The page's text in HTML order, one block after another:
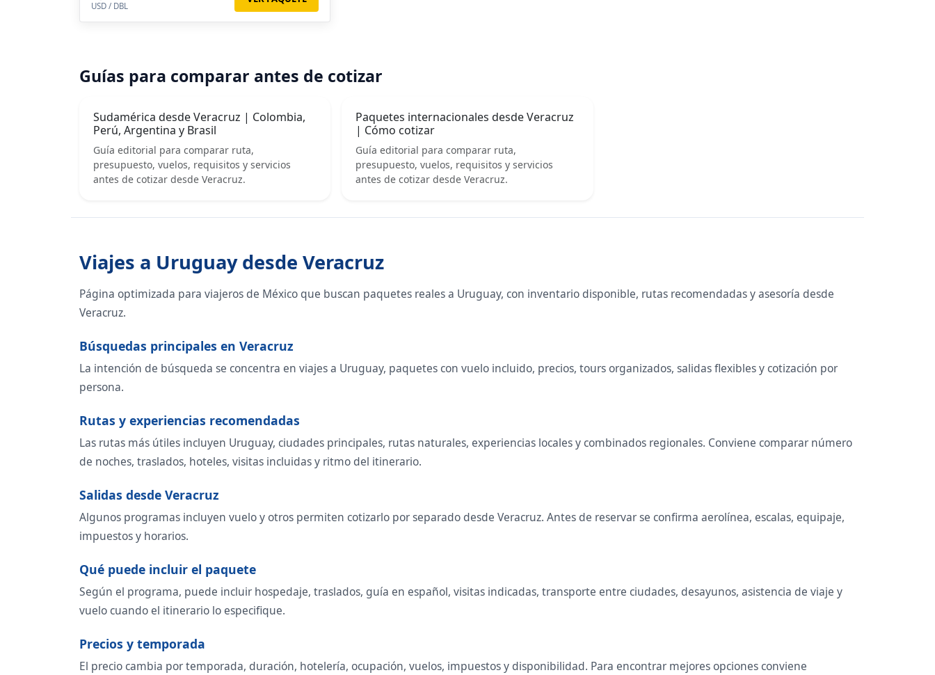
USD / DBL
Guías para comparar antes de cotizar
Sudamérica desde Veracruz | Colombia,
Perú, Argentina y Brasil
Guía editorial para comparar ruta,
presupuesto, vuelos, requisitos y servicios
antes de cotizar desde Veracruz.
Paquetes internacionales desde Veracruz
| Cómo cotizar
Guía editorial para comparar ruta,
presupuesto, vuelos, requisitos y servicios
antes de cotizar desde Veracruz.
Viajes a Uruguay desde Veracruz
Página optimizada para viajeros de México que buscan paquetes reales a Uruguay, con inventario disponible, rutas recomendadas y asesoría desde
Veracruz.
Búsquedas principales en Veracruz
La intención de búsqueda se concentra en viajes a Uruguay, paquetes con vuelo incluido, precios, tours organizados, salidas flexibles y cotización por
persona.
Rutas y experiencias recomendadas
Las rutas más útiles incluyen Uruguay, ciudades principales, rutas naturales, experiencias locales y combinados regionales. Conviene comparar número
de noches, traslados, hoteles, visitas incluidas y ritmo del itinerario.
Salidas desde Veracruz
Algunos programas incluyen vuelo y otros permiten cotizarlo por separado desde Veracruz. Antes de reservar se confirma aerolínea, escalas, equipaje,
impuestos y horarios.
Qué puede incluir el paquete
Según el programa, puede incluir hospedaje, traslados, guía en español, visitas indicadas, transporte entre ciudades, desayunos, asistencia de viaje y
vuelo cuando el itinerario lo especifique.
Precios y temporada
El precio cambia por temporada, duración, hotelería, ocupación, vuelos, impuestos y disponibilidad. Para encontrar mejores opciones conviene